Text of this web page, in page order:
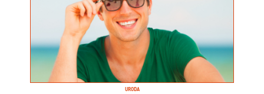
URODA